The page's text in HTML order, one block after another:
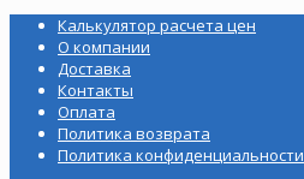
Калькулятор расчета цен
О компании
Доставка
Контакты
Оплата
Политика возврата
Политика конфиденциальности